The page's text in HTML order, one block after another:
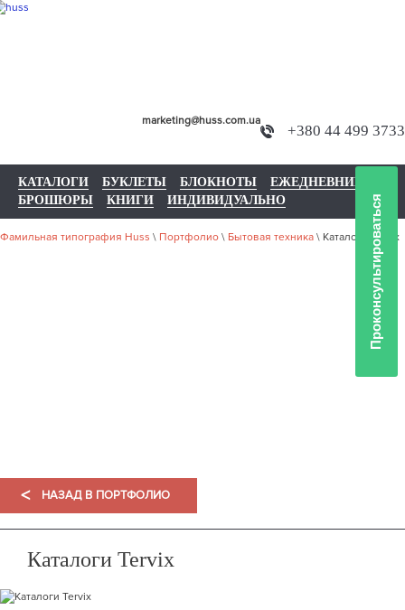
+380 44 499 3733
marketing@huss.com.ua
КАТАЛОГИ БУКЛЕТЫ БЛОКНОТЫ
ЕЖЕДНЕВНИКИ
БРОШЮРЫ
КНИГИ ИНДИВИДУАЛЬНО
Фамильная типография Huss \ Портфолио \ Бытовая техника \ Каталоги Tervix
< НАЗАД В ПОРТФОЛИО
Каталоги Tervix
Проконсультироваться